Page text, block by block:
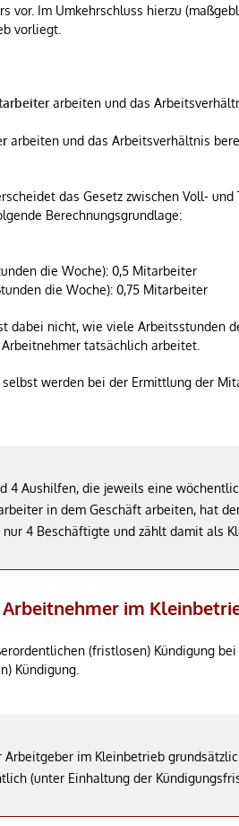
vor. Im Umkehrschluss hierzu
vorliegt.
arbeiten und das
arbeiten und das Arbeitsverhältnis
das Gesetz zwischen Voll-
Berechnungsgrundlage:
die Woche): 0,5 Mitarbeiter
die Woche): 0,75 Mitarbeiter
dabei nicht, wie viele Arbeitsstunden
tatsächlich arbeitet.
werden bei der Ermittlung der
4 Aushilfen, die jeweils eine
in dem Geschäft arbeiten, hat
4 Beschäftigte und zählt damit als
im
(fristlosen) Kündigung
Kündigung.
im Kleinbetrieb
(unter Einhaltung der